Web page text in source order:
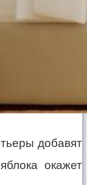
добавят
окажет